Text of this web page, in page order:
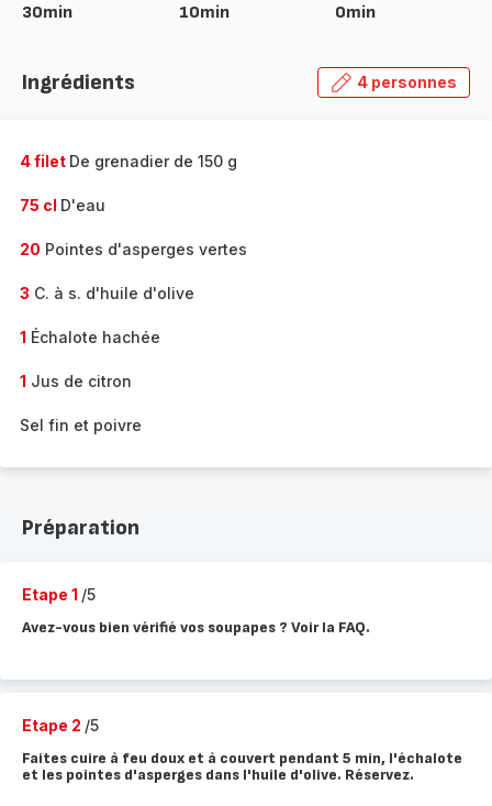
30min 10min 0min
Ingrédients 4 personnes
4 filet De grenadier de 150 g
75 cl D'eau
20 Pointes d'asperges vertes
3 C. à s. d'huile d'olive
1 Échalote hachée
1 Jus de citron
Sel fin et poivre
Préparation
Etape 1 /5
Avez-vous bien vérifié vos soupapes ? Voir la FAQ.
Etape 2 /5
Faites cuire à feu doux et à couvert pendant 5 min, l'échalote
et les pointes d'asperges dans l'huile d'olive. Réservez.